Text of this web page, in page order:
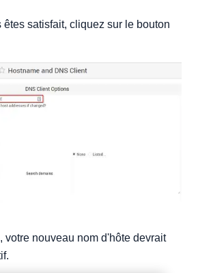
êtes satisfait, cliquez sur le bouton
votre nouveau nom d'hôte devrait